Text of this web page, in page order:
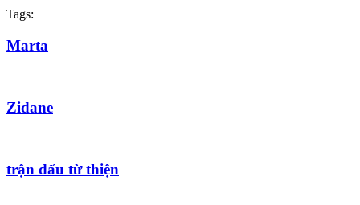
Tags:
Marta
Zidane
trận đấu từ thiện